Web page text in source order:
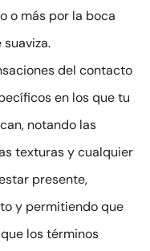
o más por la boca
del contacto
en los que tu
notando las
texturas y cualquier
presente,
y permitiendo que
los términos